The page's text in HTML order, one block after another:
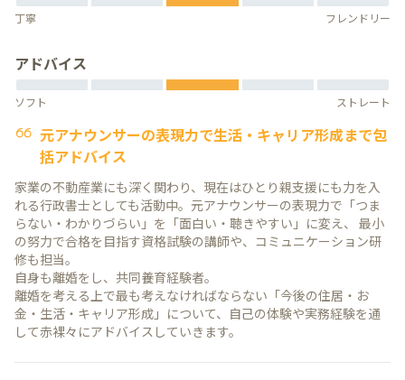
丁寧 フレンドリー
アドバイス
ソフト ストレート
元アナウンサーの表現力で生活・キャリア形成まで包
括アドバイス
家業の不動産業にも深く関わり、現在はひとり親支援にも力を入
れる行政書士としても活動中。元アナウンサーの表現力で「つま
らない・わかりづらい」を「面白い・聴きやすい」に変え、 最小
の努力で合格を目指す資格試験の講師や、コミュニケーション研
修も担当。
自身も離婚をし、共同養育経験者。
離婚を考える上で最も考えなければならない「今後の住居・お
金・生活・キャリア形成」について、自己の体験や実務経験を通
して赤裸々にアドバイスしていきます。